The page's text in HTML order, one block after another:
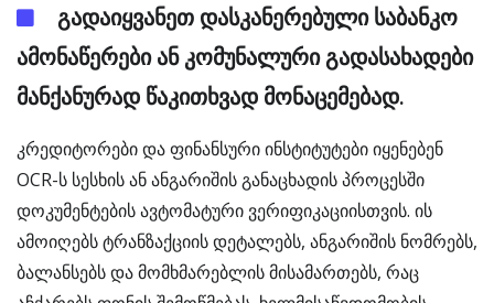
გადაიყვანეთ დასკანერებული საბანკო
ამონაწერები ან კომუნალური გადასახადები
მანქანურად წაკითხვად მონაცემებად.
კრედიტორები და ფინანსური ინსტიტუტები იყენებენ
OCR-ს სესხის ან ანგარიშის განაცხადის პროცესში
დოკუმენტების ავტომატური ვერიფიკაციისთვის. ის
ამოიღებს ტრანზაქციის დეტალებს, ანგარიშის ნომრებს,
ბალანსებს და მომხმარებლის მისამართებს, რაც